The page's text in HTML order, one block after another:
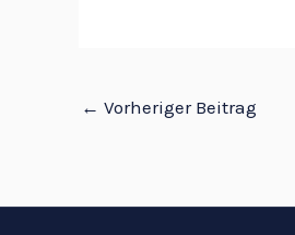
← Vorheriger Beitrag